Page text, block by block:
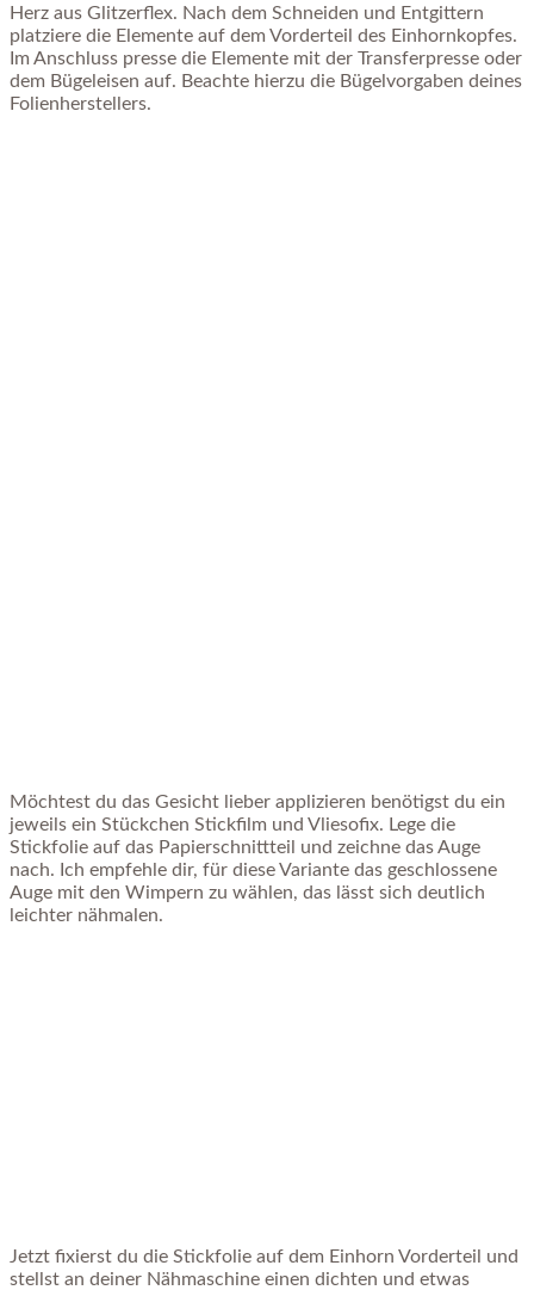
Herz aus Glitzerflex. Nach dem Schneiden und Entgittern
platziere die Elemente auf dem Vorderteil des Einhornkopfes.
Im Anschluss presse die Elemente mit der Transferpresse oder
dem Bügeleisen auf. Beachte hierzu die Bügelvorgaben deines
Folienherstellers.
Möchtest du das Gesicht lieber applizieren benötigst du ein
jeweils ein Stückchen Stickfilm und Vliesofix. Lege die
Stickfolie auf das Papierschnittteil und zeichne das Auge
nach. Ich empfehle dir, für diese Variante das geschlossene
Auge mit den Wimpern zu wählen, das lässt sich deutlich
leichter nähmalen.
Jetzt fixierst du die Stickfolie auf dem Einhorn Vorderteil und
stellst an deiner Nähmaschine einen dichten und etwas